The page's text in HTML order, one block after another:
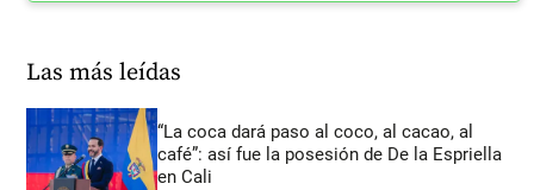
Las más leídas
“La coca dará paso al coco, al cacao, al
café”: así fue la posesión de De la Espriella
en Cali